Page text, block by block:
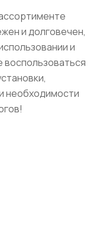
и долговечен,
и
необходимости